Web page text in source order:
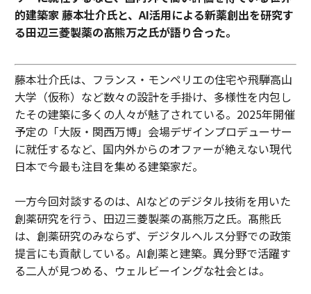
的建築家 藤本壮介氏と、AI活用による新薬創出を研究す
る田辺三菱製薬の髙熊万之氏が語り合った。
藤本壮介氏は、フランス・モンペリエの住宅や飛騨高山
大学（仮称）など数々の設計を手掛け、多様性を内包し
たその建築に多くの人々が魅了されている。2025年開催
予定の「大阪・関西万博」会場デザインプロデューサー
に就任するなど、国内外からのオファーが絶えない現代
日本で今最も注目を集める建築家だ。
一方今回対談するのは、AIなどのデジタル技術を用いた
創薬研究を行う、田辺三菱製薬の髙熊万之氏。髙熊氏
は、創薬研究のみならず、デジタルヘルス分野での政策
提言にも貢献している。AI創薬と建築。異分野で活躍す
る二人が見つめる、ウェルビーイングな社会とは。